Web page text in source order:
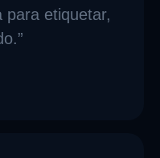
para etiquetar,